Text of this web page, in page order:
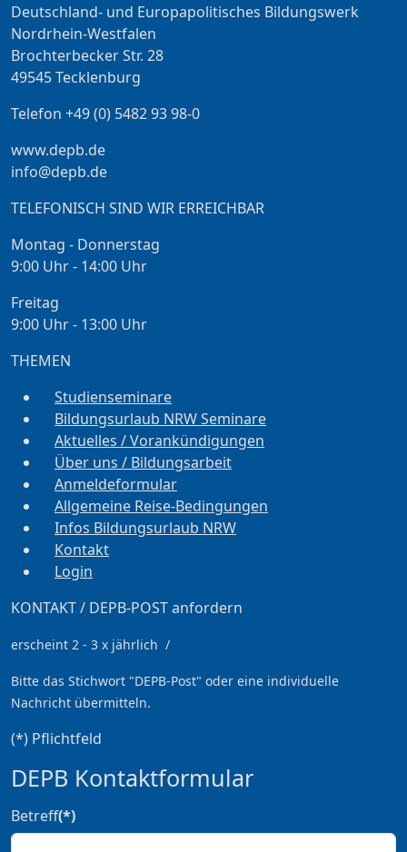
Deutschland- und Europapolitisches Bildungswerk
Nordrhein-Westfalen
Brochterbecker Str. 28
49545 Tecklenburg
Telefon +49 (0) 5482 93 98-0
www.depb.de
info@depb.de
TELEFONISCH SIND WIR ERREICHBAR
Montag - Donnerstag
9:00 Uhr - 14:00 Uhr
Freitag
9:00 Uhr - 13:00 Uhr
THEMEN
Studienseminare
Bildungsurlaub NRW Seminare
Aktuelles / Vorankündigungen
Über uns / Bildungsarbeit
Anmeldeformular
Allgemeine Reise-Bedingungen
Infos Bildungsurlaub NRW
Kontakt
Login
KONTAKT / DEPB-POST anfordern
erscheint 2 - 3 x jährlich /
Bitte das Stichwort "DEPB-Post" oder eine individuelle
Nachricht übermitteln.
(*) Pflichtfeld
DEPB Kontaktformular
Betreff(*)